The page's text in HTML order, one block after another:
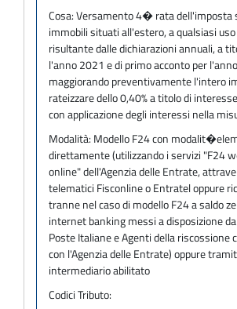
Cosa:Versamento 4� rata dell'imposta
immobili situati all'estero, a qualsiasi
risultante dalle dichiarazioni annuali, a
l'anno 2021 e di primo acconto per
maggiorando preventivamente l'intero
rateizzare dello 0,40% a titolo di
con applicazione degli interessi nella
Modalità: Modello F24 con
direttamente (utilizzando i servizi "F24
online" dell'Agenzia delle Entrate,
telematici Fisconline o Entratel oppure
tranne nel caso di modello F24 a saldo
internet banking messi a disposizione
Poste Italiane e Agenti della riscossione
con l'Agenzia delle Entrate) oppure
intermediario abilitato
Codici Tributo: